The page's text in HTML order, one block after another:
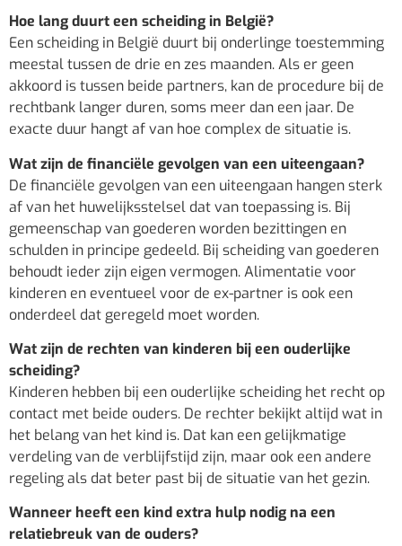
Hoe lang duurt een scheiding in België?
Een scheiding in België duurt bij onderlinge toestemming
meestal tussen de drie en zes maanden. Als er geen
akkoord is tussen beide partners, kan de procedure bij de
rechtbank langer duren, soms meer dan een jaar. De
exacte duur hangt af van hoe complex de situatie is.
Wat zijn de financiële gevolgen van een uiteengaan?
De financiële gevolgen van een uiteengaan hangen sterk
af van het huwelijksstelsel dat van toepassing is. Bij
gemeenschap van goederen worden bezittingen en
schulden in principe gedeeld. Bij scheiding van goederen
behoudt ieder zijn eigen vermogen. Alimentatie voor
kinderen en eventueel voor de ex-partner is ook een
onderdeel dat geregeld moet worden.
Wat zijn de rechten van kinderen bij een ouderlijke
scheiding?
Kinderen hebben bij een ouderlijke scheiding het recht op
contact met beide ouders. De rechter bekijkt altijd wat in
het belang van het kind is. Dat kan een gelijkmatige
verdeling van de verblijfstijd zijn, maar ook een andere
regeling als dat beter past bij de situatie van het gezin.
Wanneer heeft een kind extra hulp nodig na een
relatiebreuk van de ouders?